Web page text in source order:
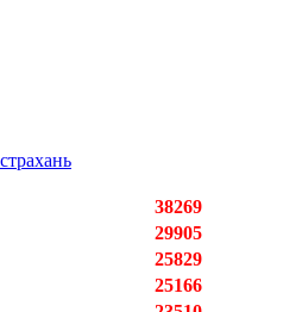
38269
29905
25829
25166